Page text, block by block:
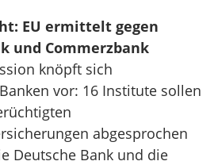
EU ermittelt gegen
und Commerzbank
knöpft sich
vor: 16 Institute sollen
abgesprochen
Deutsche Bank und die